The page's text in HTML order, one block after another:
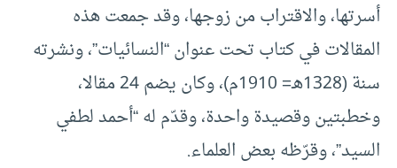
أسرتها، والاقتراب من زوجها، وقد جمعت هذه
المقالات في كتاب تحت عنوان “النسائيات”، ونشرته
سنة (1328هـ= 1910م)، وكان يضم 24 مقالا،
وخطبتين وقصيدة واحدة، وقدّم له “أحمد لطفي
السيد”، وقرّظه بعض العلماء.